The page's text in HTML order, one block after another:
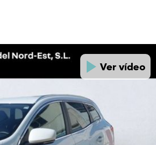
Ver vídeo